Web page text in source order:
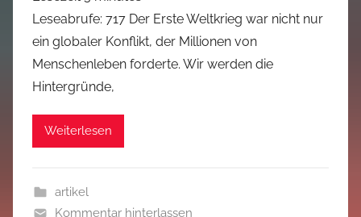
Leseabrufe: 717 Der Erste Weltkrieg war nicht nur
ein globaler Konflikt, der Millionen von
Menschenleben forderte. Wir werden die
Hintergründe,
Weiterlesen
artikel
Kommentar hinterlassen